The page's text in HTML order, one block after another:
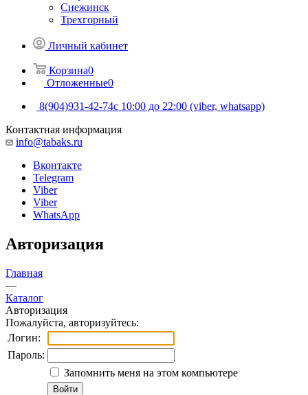
Снежинск
Трехгорный
Личный кабинет
Корзина0
Отложенные0
8(904)931-42-74с 10:00 до 22:00 (viber, whatsapp)
Контактная информация
info@tabaks.ru
Вконтакте
Telegram
Viber
Viber
WhatsApp
Авторизация
Главная
—
Каталог
Авторизация
Пожалуйста, авторизуйтесь:
Логин:
Пароль:
Запомнить меня на этом компьютере